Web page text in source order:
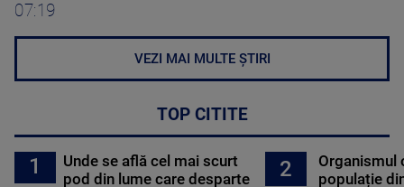
07:19
VEZI MAI MULTE ȘTIRI
TOP CITITE
1
Unde se află cel mai scurt
pod din lume care desparte
2
Organismul
populație